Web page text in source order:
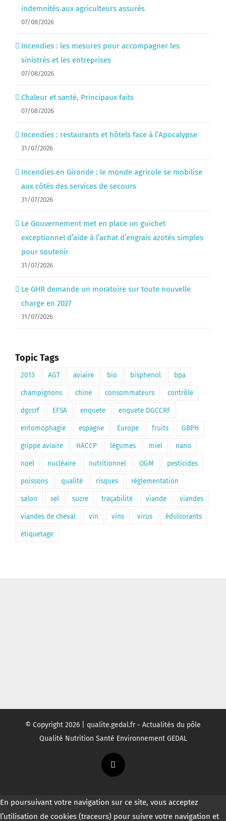
indemnités aux agriculteurs assurés
07/08/2026
Incendies : les mesures pour accompagner les
sinistrés et les entreprises
07/08/2026
Chaleur et santé, Principaux faits
07/08/2026
Incendies : restaurants et hôtels face à l’Apocalypse
31/07/2026
Incendies en Gironde : le monde agricole se mobilise
aux côtés des services de secours
31/07/2026
Le Gouvernement met en place un guichet
exceptionnel d’aide à l’achat d’engrais azotés simples
pour soutenir
31/07/2026
Le GHR demande un moratoire sur toute nouvelle
charge en 2027
31/07/2026
Topic Tags
2013 AGT aviaire bio bisphenol bpa
champignons chine consommateurs contrôle
dgccrf EFSA enquete enquete DGCCRF
entomophagie espagne Europe fruits GBPH
grippe aviaire HACCP légumes miel nano
noel nucléaire nutritionnel OGM pesticides
poissons qualité risques règlementation
salon sel sucre traçabilité viande viandes
viandes de cheval vin vins virus édulcorants
étiquetage
© Copyright 2026 | qualite.gedal.fr - Actualités du pôle
Qualité Nutrition Santé Environnement GEDAL
Twitter
En poursuivant votre navigation sur ce site, vous acceptez
l’utilisation de cookies (traceurs) pour suivre votre navigation et